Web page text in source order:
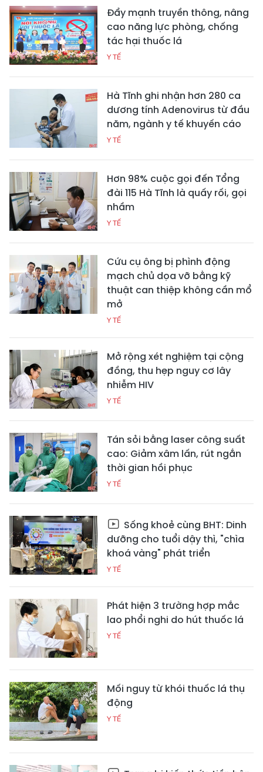
Đẩy mạnh truyền thông, nâng
cao năng lực phòng, chống
tác hại thuốc lá
Y TẾ
Hà Tĩnh ghi nhận hơn 280 ca
dương tính Adenovirus từ đầu
năm, ngành y tế khuyến cáo
Y TẾ
Hơn 98% cuộc gọi đến Tổng
đài 115 Hà Tĩnh là quấy rối, gọi
nhầm
Y TẾ
Cứu cụ ông bị phình động
mạch chủ dọa vỡ bằng kỹ
thuật can thiệp không cần mổ
mở
Y TẾ
Mở rộng xét nghiệm tại cộng
đồng, thu hẹp nguy cơ lây
nhiễm HIV
Y TẾ
Tán sỏi bằng laser công suất
cao: Giảm xâm lấn, rút ngắn
thời gian hồi phục
Y TẾ
Sống khoẻ cùng BHT: Dinh
dưỡng cho tuổi dậy thì, "chìa
khoá vàng" phát triển
Y TẾ
Phát hiện 3 trường hợp mắc
lao phổi nghi do hút thuốc lá
Y TẾ
Mối nguy từ khói thuốc lá thụ
động
Y TẾ